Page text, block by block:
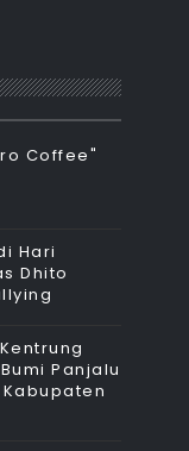
Coffee"
Hari
Dhito
Panjalu